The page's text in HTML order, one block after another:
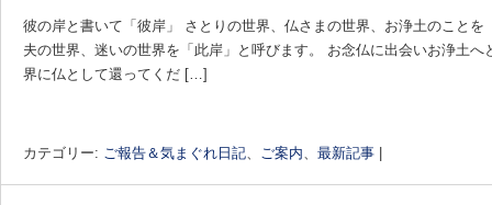
彼の岸と書いて「彼岸」 さとりの世界、仏さまの世界、お浄土のこと
夫の世界、迷いの世界を「此岸」と呼びます。 お念仏に出会いお浄土
界に仏として還ってくだ […]
カテゴリー: ご報告＆気まぐれ日記、 ご案内、 最新記事